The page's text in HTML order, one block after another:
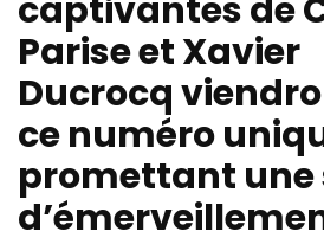
captivantes de
PariseetXavier
Ducrocq
ce numéro
promettant une